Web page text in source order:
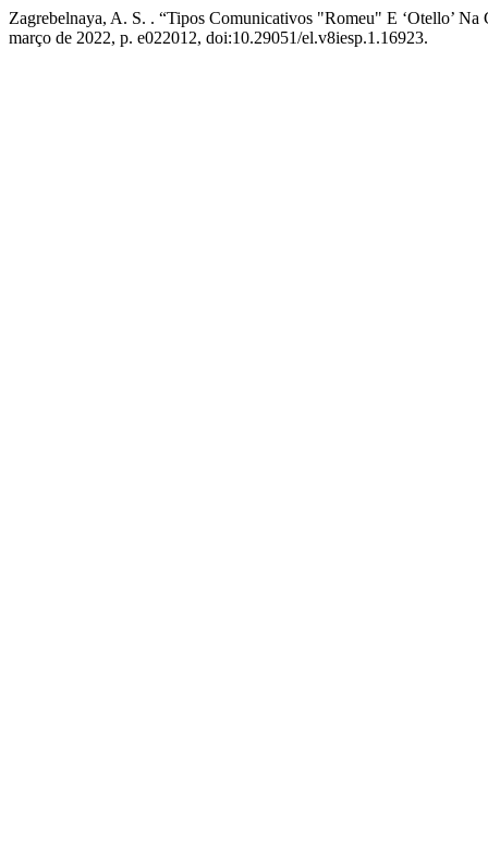
Zagrebelnaya, A. S. . “Tipos Comunicativos "Romeu" E ‘Otello’
março de 2022, p. e022012, doi:10.29051/el.v8iesp.1.16923.